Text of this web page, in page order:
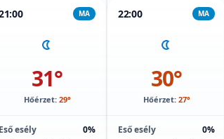
MA
31°
Hőérzet: 29°
Eső esély
0%
22:00 MA
30°
Hőérzet: 27°
Eső esély
0%